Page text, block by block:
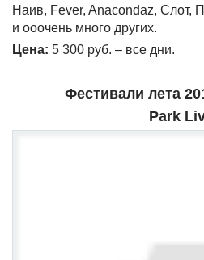
Наив, Fever, Anacondaz,
и ооочень много других.
Цена: 5 300 руб. – все дни.
Фестивали лета
Park